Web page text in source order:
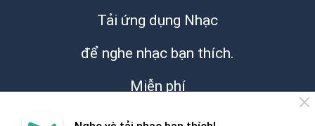
Tải ứng dụng Nhạc
để nghe nhạc bạn thích.
Miễn phí